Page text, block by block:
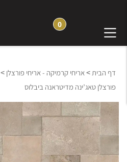
0
דף הבית> אריחי קרמיקה - אריחי פורצלן >
פורצלן טאג’ינה מדיטראנה ביבלוס